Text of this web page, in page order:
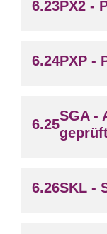
PX2 -
PXP -
SGA -
SKL -